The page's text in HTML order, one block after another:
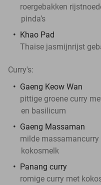
roergebakken
pinda’s
Khao Pad
Thaise jasmijnrijst
Curry's:
Gaeng Keow Wan
pittige groene curry
en basilicum
Gaeng Massaman
milde massamancurry
kokosmelk
Panang curry
romige curry met